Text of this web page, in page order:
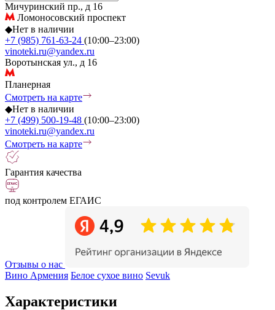
Мичуринский пр., д 16
Ломоносовский проспект
◆Нет в наличии
+7 (985) 761-63-24 (10:00–23:00)
vinoteki.ru@yandex.ru
Воротынская ул., д 16
Планерная
Смотреть на карте
◆Нет в наличии
+7 (499) 500-19-48 (10:00–23:00)
vinoteki.ru@yandex.ru
Смотреть на карте
Гарантия качества
под контролем ЕГАИС
Отзывы о нас
Вино Армения Белое сухое вино Sevuk
Характеристики